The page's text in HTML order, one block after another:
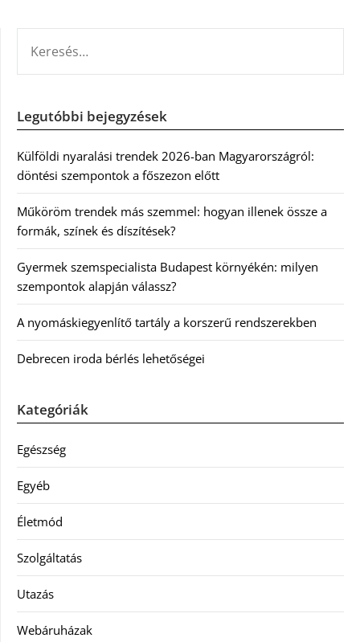
Legutóbbi bejegyzések
Külföldi nyaralási trendek 2026-ban Magyarországról:
döntési szempontok a főszezon előtt
Műköröm trendek más szemmel: hogyan illenek össze a
formák, színek és díszítések?
Gyermek szemspecialista Budapest környékén: milyen
szempontok alapján válassz?
A nyomáskiegyenlítő tartály a korszerű rendszerekben
Debrecen iroda bérlés lehetőségei
Kategóriák
Egészség
Egyéb
Életmód
Szolgáltatás
Utazás
Webáruházak